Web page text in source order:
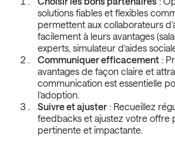
solutions fiables et flexibles
permettent aux collaborateurs
facilement à leurs avantages
experts, simulateur d’aides
Communiquer efficacement :
avantages de façon claire et
communication est essentielle
l’adoption.
Suivre et ajuster : Recueillez
feedbacks et ajustez votre offre
pertinente et impactante.